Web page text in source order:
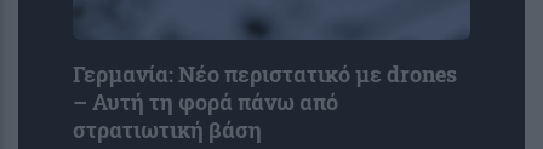
Γερμανία: Νέο περιστατικό με drones
– Αυτή τη φορά πάνω από
στρατιωτική βάση